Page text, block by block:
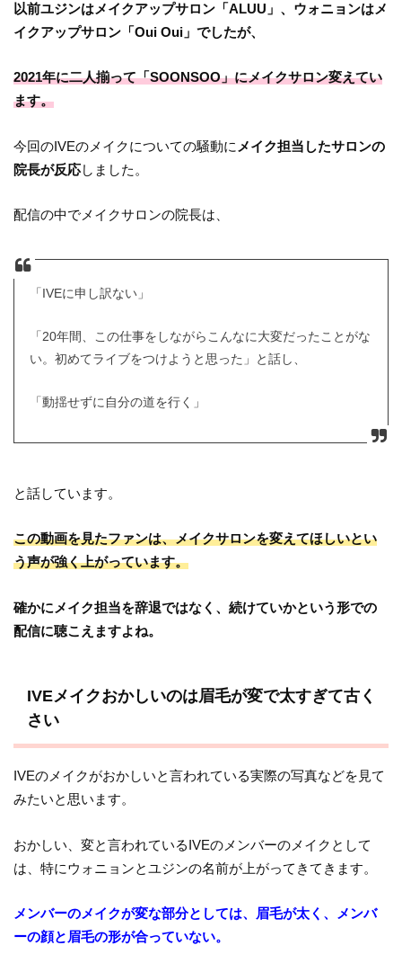
以前ユジンはメイクアップサロン「ALUU」、ウォニョンはメ
イクアップサロン「Oui Oui」でしたが、
2021年に二人揃って「SOONSOO」にメイクサロン変えてい
ます。
今回のIVEのメイクについての騒動に メイク担当したサロンの
院長が反応しました。
配信の中でメイクサロンの院長は、
「IVEに申し訳ない」
「20年間、この仕事をしながらこんなに大変だったことがな
い。初めてライブをつけようと思った」と話し、
「動揺せずに自分の道を行く」
と話しています。
この動画を見たファンは、メイクサロンを変えてほしいとい
う声が強く上がっています。
確かにメイク担当を辞退ではなく、続けていかという形での
配信に聴こえますよね。
IVEメイクおかしいのは眉毛が変で太すぎて古く
さい
IVEのメイクがおかしいと言われている実際の写真などを見て
みたいと思います。
おかしい、変と言われているIVEのメンバーのメイクとして
は、特にウォニョンとユジンの名前が上がってきてきます。
メンバーのメイクが変な部分としては、眉毛が太く、メンバ
ーの顔と眉毛の形が合っていない。